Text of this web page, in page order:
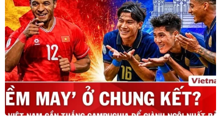
định nhận diện bản sắc văn hóa dân
tộc
06/08/2026 11:29
Khởi động xét chọn Doanh nghiệp
đạt chuẩn văn hóa kinh doanh Việt
Nam 2026
06/08/2026 10:42